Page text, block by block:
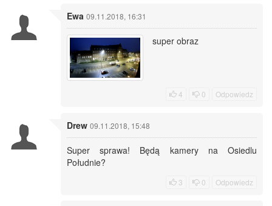
Ewa 09.11.2018, 16:31
super obraz
4 0 Odpowiedz
Drew 09.11.2018, 15:48
Super sprawa! Będą kamery na Osiedlu
Południe?
3 0 Odpowiedz